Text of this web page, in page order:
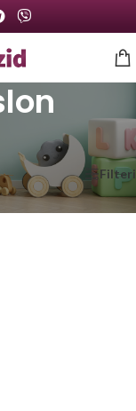
Prikazan jedan rezultat
Filteri